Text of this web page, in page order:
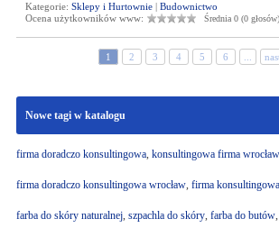
Kategorie: Sklepy i Hurtownie| Budownictwo
Ocena użytkowników www:
Średnia 0 (0 głosów)
1 2 3 4 5 6
Nowe tagi w katalogu
firma doradczo konsultingowa, konsultingowa firma wrocław
firma doradczo konsultingowa wrocław, firma
farba do skóry naturalnej, szpachla do skóry, farba do butów,